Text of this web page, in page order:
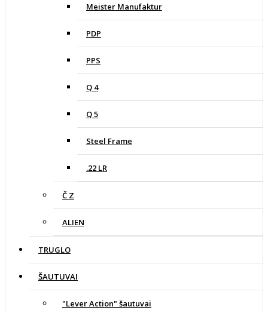
Meister Manufaktur
PDP
PPS
Q 4
Q 5
Steel Frame
.22 LR
Č Z
ALIEN
TRUGLO
ŠAUTUVAI
"Lever Action" šautuvai